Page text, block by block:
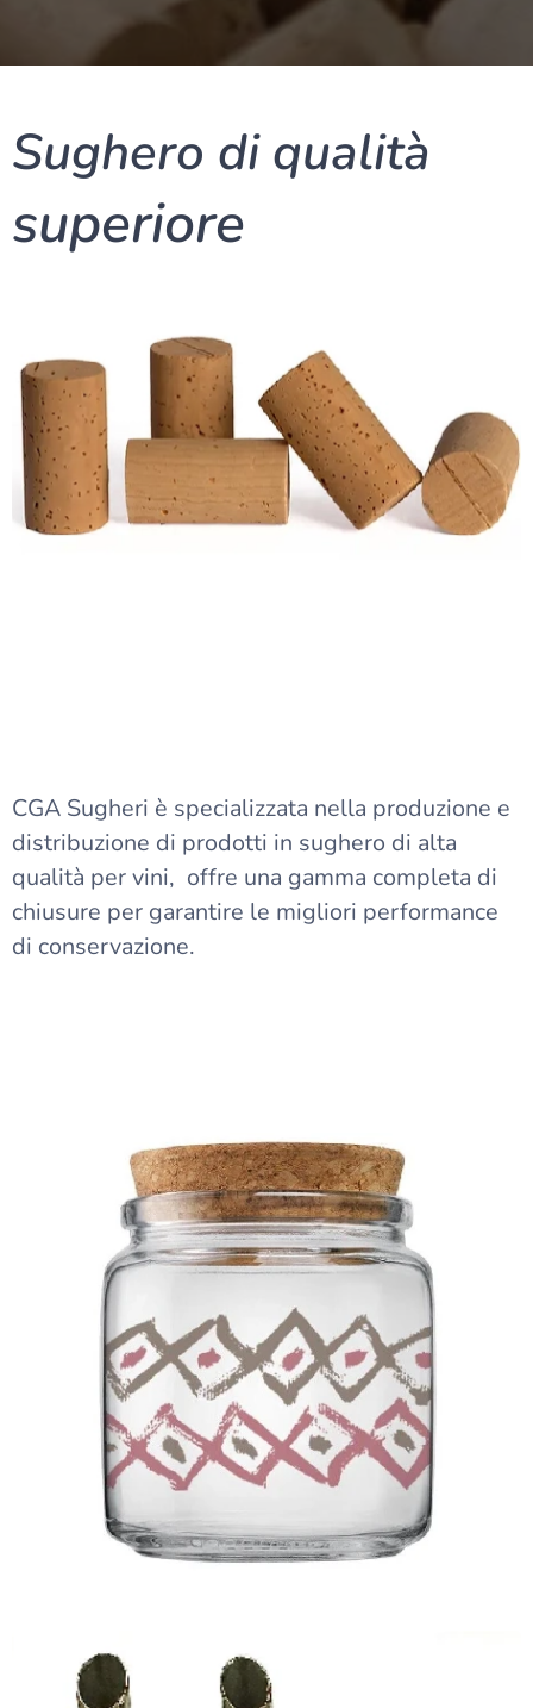
Sughero di qualità
superiore
CGA Sugheri è specializzata nella produzione e
distribuzione di prodotti in sughero di alta
qualità per vini, offre una gamma completa di
chiusure per garantire le migliori performance
di conservazione.